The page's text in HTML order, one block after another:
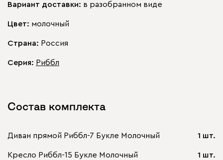
Вариант доставки: в разобранном виде
Цвет: молочный
Страна: Россия
Серия: Риббл
Состав комплекта
Диван прямой Риббл-7 Букле Молочный 1 шт.
Кресло Риббл-15 Букле Молочный 1 шт.